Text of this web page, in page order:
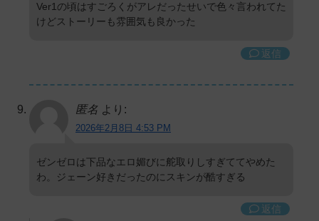
Ver1の頃はすごろくがアレだったせいで色々言われてた
けどストーリーも雰囲気も良かった
返信
匿名 より:
2026年2月8日 4:53 PM
ゼンゼロは下品なエロ媚びに舵取りしすぎててやめた
わ。ジェーン好きだったのにスキンが酷すぎる
返信